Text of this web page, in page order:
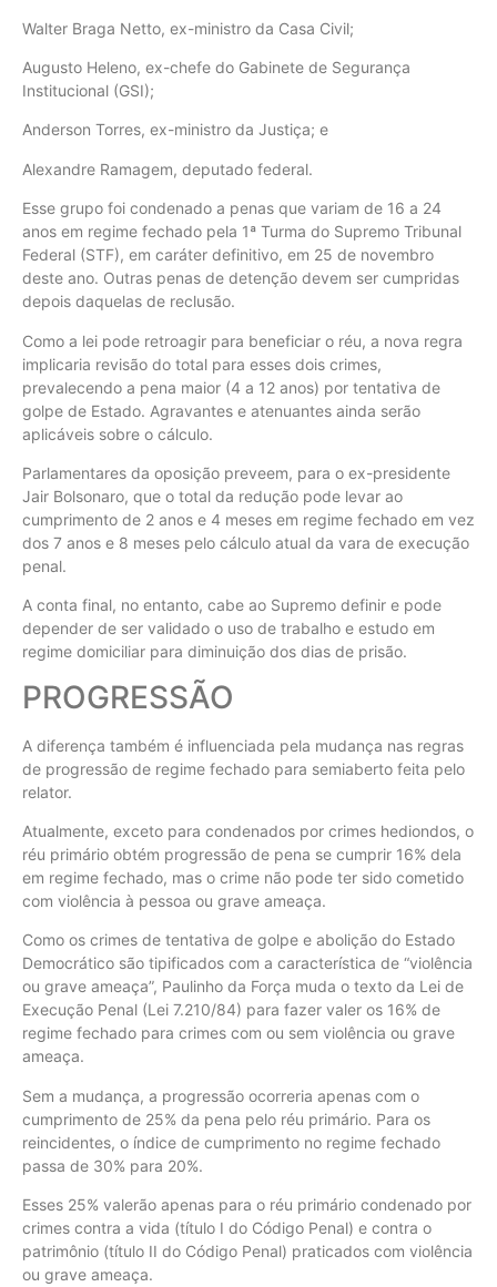
Walter Braga Netto, ex-ministro da Casa Civil;
Augusto Heleno, ex-chefe do Gabinete de Segurança
Institucional (GSI);
Anderson Torres, ex-ministro da Justiça; e
Alexandre Ramagem, deputado federal.
Esse grupo foi condenado a penas que variam de 16 a 24
anos em regime fechado pela 1ª Turma do Supremo Tribunal
Federal (STF), em caráter definitivo, em 25 de novembro
deste ano. Outras penas de detenção devem ser cumpridas
depois daquelas de reclusão.
Como a lei pode retroagir para beneficiar o réu, a nova regra
implicaria revisão do total para esses dois crimes,
prevalecendo a pena maior (4 a 12 anos) por tentativa de
golpe de Estado. Agravantes e atenuantes ainda serão
aplicáveis sobre o cálculo.
Parlamentares da oposição preveem, para o ex-presidente
Jair Bolsonaro, que o total da redução pode levar ao
cumprimento de 2 anos e 4 meses em regime fechado em vez
dos 7 anos e 8 meses pelo cálculo atual da vara de execução
penal.
A conta final, no entanto, cabe ao Supremo definir e pode
depender de ser validado o uso de trabalho e estudo em
regime domiciliar para diminuição dos dias de prisão.
PROGRESSÃO
A diferença também é influenciada pela mudança nas regras
de progressão de regime fechado para semiaberto feita pelo
relator.
Atualmente, exceto para condenados por crimes hediondos, o
réu primário obtém progressão de pena se cumprir 16% dela
em regime fechado, mas o crime não pode ter sido cometido
com violência à pessoa ou grave ameaça.
Como os crimes de tentativa de golpe e abolição do Estado
Democrático são tipificados com a característica de “violência
ou grave ameaça”, Paulinho da Força muda o texto da Lei de
Execução Penal (Lei 7.210/84) para fazer valer os 16% de
regime fechado para crimes com ou sem violência ou grave
ameaça.
Sem a mudança, a progressão ocorreria apenas com o
cumprimento de 25% da pena pelo réu primário. Para os
reincidentes, o índice de cumprimento no regime fechado
passa de 30% para 20%.
Esses 25% valerão apenas para o réu primário condenado por
crimes contra a vida (título I do Código Penal) e contra o
patrimônio (título II do Código Penal) praticados com violência
ou grave ameaça.